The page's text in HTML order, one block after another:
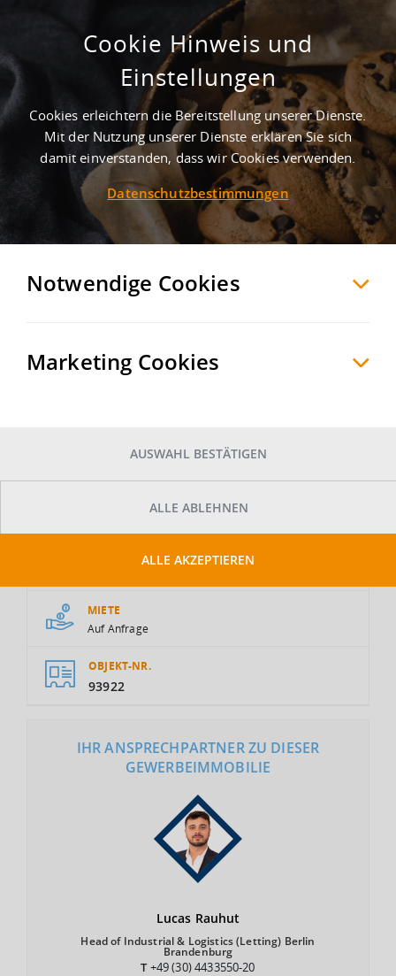
Projektierter Neubau einer
hochmodernen Lager- und
Logistikhalle an der A10
NauenHavelland, Deutschland
MERKEN VERGLEICHEN EXPORT PDF
2
MIETE
Auf Anfrage
OBJEKT-NR.
93922
IHR ANSPRECHPARTNER ZU DIESER
GEWERBEIMMOBILIE
Lucas Rauhut
Head of Industrial & Logistics (Letting) Berlin
Brandenburg
T+49 (30) 4433550-20
Cookie Hinweis und
Einstellungen
Cookies erleichtern die Bereitstellung unserer Dienste.
Mit der Nutzung unserer Dienste erklären Sie sich
damit einverstanden, dass wir Cookies verwenden.
Datenschutzbestimmungen
Notwendige Cookies
Marketing Cookies
AUSWAHL BESTÄTIGEN
ALLE ABLEHNEN
ALLE AKZEPTIEREN